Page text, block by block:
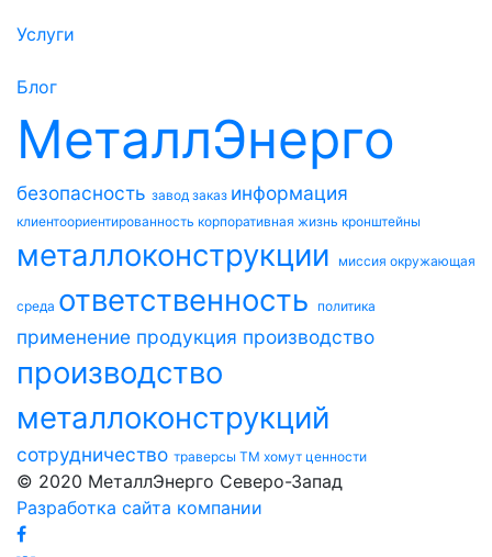
Услуги
Блог
МеталлЭнерго
безопасность завод заказ информация
клиентоориентированность корпоративная жизнь кронштейны
металлоконструкции миссия окружающая
среда ответственность политика
применение продукция производство
производство
металлоконструкций
сотрудничество траверсы ТМ хомут ценности
© 2020 МеталлЭнерго Северо-Запад
Разработка сайта компании